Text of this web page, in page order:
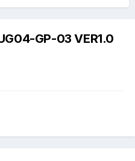
GP-03 VER1.0